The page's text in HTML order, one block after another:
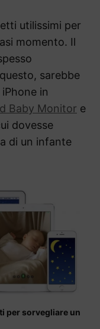
utilissimi per
momento. Il
sarebbe
in
Baby Monitor e
dovesse
di un infante
per sorvegliare un